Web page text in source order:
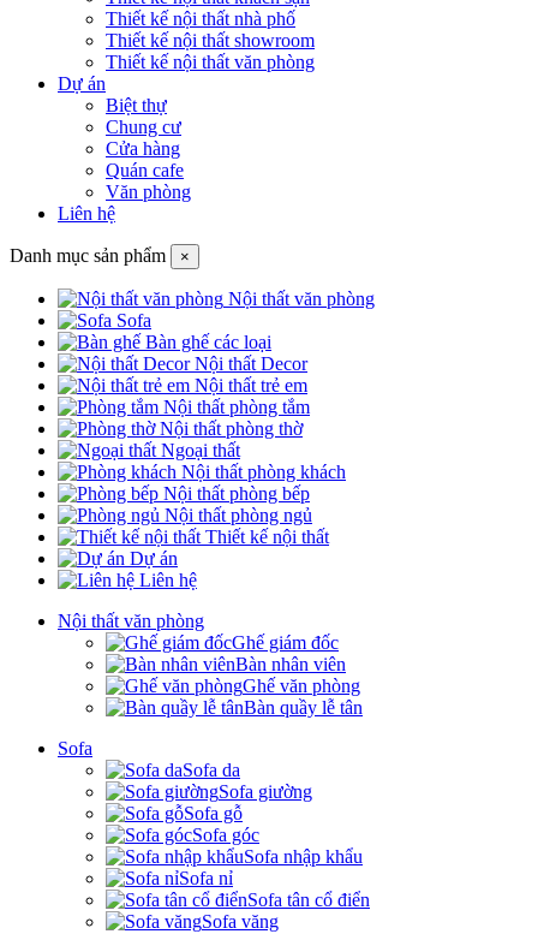
Thiết kế nội thất nhà phố
Thiết kế nội thất showroom
Thiết kế nội thất văn phòng
Dự án
Biệt thự
Chung cư
Cửa hàng
Quán cafe
Văn phòng
Liên hệ
Danh mục sản phẩm ×
Nội thất văn phòng
Sofa
Bàn ghế các loại
Nội thất Decor
Nội thất trẻ em
Nội thất phòng tắm
Nội thất phòng thờ
Ngoại thất
Nội thất phòng khách
Nội thất phòng bếp
Nội thất phòng ngủ
Thiết kế nội thất
Dự án
Liên hệ
Nội thất văn phòng
Ghế giám đốc
Bàn nhân viên
Ghế văn phòng
Bàn quầy lễ tân
Sofa
Sofa da
Sofa giường
Sofa gỗ
Sofa góc
Sofa nhập khẩu
Sofa nỉ
Sofa tân cổ điển
Sofa văng